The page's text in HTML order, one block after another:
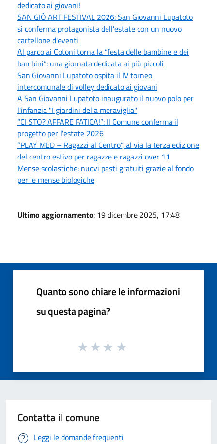
dedicato ai giovani!
SAN GIÒ ART FESTIVAL 2026: San Giovanni Lupatoto
si conferma protagonista dell'estate con un nuovo
cartellone d'eventi
Al parco ai Cotoni torna la “festa delle bambine e dei
bambini”: una giornata dedicata ai più piccoli
San Giovanni Lupatoto ospita il IV torneo
intercomunale di volley dedicato ai giovani
A San Giovanni Lupatoto inaugurato il nuovo polo per
l'infanzia "I giardini della meraviglia"
“CI STO? AFFARE FATICA!”: Il Comune conferma il
progetto per l'estate 2026
“PLAY MED – Ragazzi al Centro”, al via la terza edizione
del centro estivo per ragazze e ragazzi over 11
Mense scolastiche: nuovi pasti gratuiti grazie al fondo
per le mense biologiche
Ultimo aggiornamento: 19 dicembre 2025, 17:48
Quanto sono chiare le informazioni
su questa pagina?
Contatta il comune
Leggi le domande frequenti